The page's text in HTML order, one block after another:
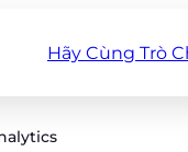
Hãy Cùng Trò